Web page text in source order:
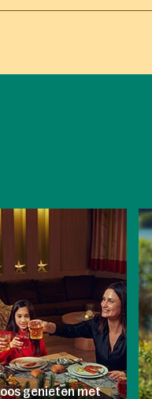
genieten met